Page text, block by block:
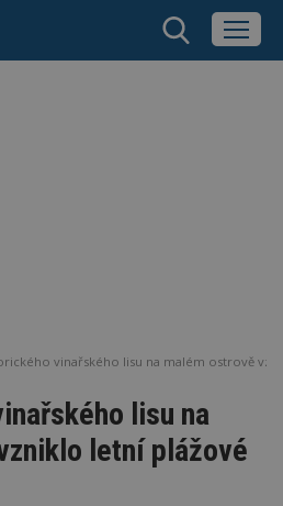
vinařského lisu na malém ostrově
lisu na
letní plážové